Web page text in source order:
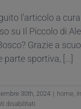
l'articolo a
su Il Piccolo di
Grazie a
parte sportiva, [...]
30th, 2024 | home, In
disabilitati